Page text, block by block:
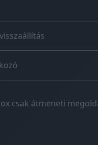
csak átmeneti